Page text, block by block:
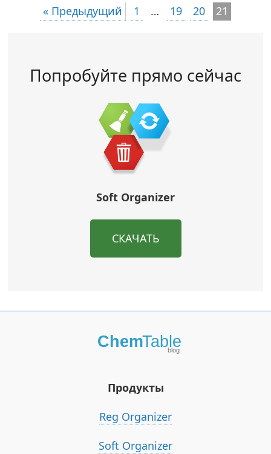
« Предыдущий 1 … 19 20 21
Попробуйте прямо сейчас
Soft Organizer
СКАЧАТЬ
Продукты
Reg Organizer
Soft Organizer